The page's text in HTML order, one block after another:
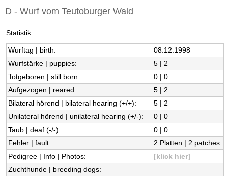
o
b
u
r
g
e
r
W
D - Wurf vom Teutoburger Wald
Statistik
Wurftag | birth:
08.12.1998
Wurfstärke | puppies:
5 | 2
Totgeboren | still born:
0 | 0
Aufgezogen | reared:
5 | 2
Bilateral hörend | bilateral hearing (+/+):
5 | 2
Unilateral hörend | unilateral hearing (+/-):
0 | 0
Taub | deaf (-/-):
0 | 0
Fehler | fault:
2 Platten | 2 patches
Pedigree | Info | Photos:
[klick hier]
Zuchthunde | breeding dogs: